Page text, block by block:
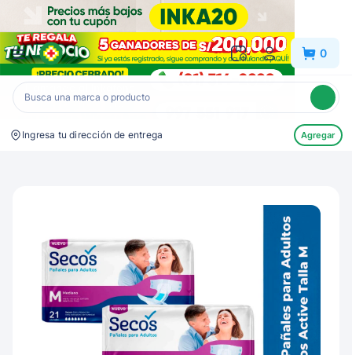
Inkafarma 0
Ingresa tu dirección de entrega Agregar